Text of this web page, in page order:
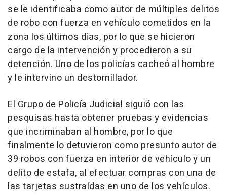
se le identificaba como autor de múltiples delitos
de robo con fuerza en vehículo cometidos en la
zona los últimos días, por lo que se hicieron
cargo de la intervención y procedieron a su
detención. Uno de los policías cacheó al hombre
y le intervino un destornillador.
El Grupo de Policía Judicial siguió con las
pesquisas hasta obtener pruebas y evidencias
que incriminaban al hombre, por lo que
finalmente lo detuvieron como presunto autor de
39 robos con fuerza en interior de vehículo y un
delito de estafa, al efectuar compras con una de
las tarjetas sustraídas en uno de los vehículos.